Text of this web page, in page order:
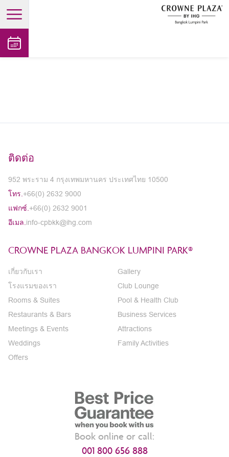
open main menu
ติดต่อ
952 พระราม 4 กรุงเทพมหานคร ประเทศไทย 10500
โทร. +66(0) 2632 9000
แฟกซ์. +66(0) 2632 9001
อีเมล. info-cpbkk@ihg.com
CROWNE PLAZA BANGKOK LUMPINI PARK®
เกี่ยวกับเรา
โรงแรมของเรา
Rooms & Suites
Restaurants & Bars
Meetings & Events
Weddings
Offers
Gallery
Club Lounge
Pool & Health Club
Business Services
Attractions
Family Activities
Book online or call:
001 800 656 888